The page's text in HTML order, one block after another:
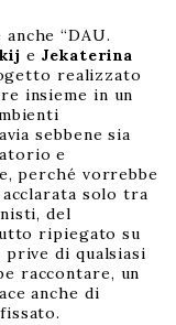
“DAU.
e Jekaterina
realizzato
insieme in un
sebbene sia
e
perché vorrebbe
solo tra
del
ripiegato su
di qualsiasi
raccontare, un
anche di